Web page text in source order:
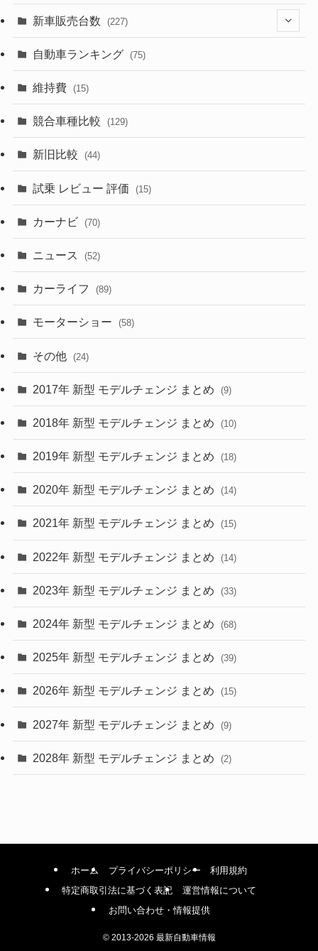
(357)
(328)
(253)
(242)
(85)
(84)
(50)
(43)
(6)
(9)
(30)
(27)
(58)
(28)
(27)
(26)
(10)
(35)
(10)
(9)
(22)
(4)
(9)
(4)
(1)
(28)
(8)
(3)
(3)
(1)
新車販売台数 (227)
(21)
(5)
(7)
自動車ランキング (75)
維持費 (15)
競合車種比較 (129)
新旧比較 (44)
試乗 レビュー 評価 (15)
カーナビ (70)
ニュース (52)
カーライフ (89)
モーターショー (58)
その他 (24)
2017年 新型 モデルチェンジ まとめ (9)
2018年 新型 モデルチェンジ まとめ (10)
2019年 新型 モデルチェンジ まとめ (18)
2020年 新型 モデルチェンジ まとめ (14)
2021年 新型 モデルチェンジ まとめ (15)
2022年 新型 モデルチェンジ まとめ (14)
2023年 新型 モデルチェンジ まとめ (33)
2024年 新型 モデルチェンジ まとめ (68)
2025年 新型 モデルチェンジ まとめ (39)
2026年 新型 モデルチェンジ まとめ (15)
2027年 新型 モデルチェンジ まとめ (9)
2028年 新型 モデルチェンジ まとめ (2)
ホーム プライバシーポリシー
利用規約
特定商取引法に基づく表記
運営情報について
お問い合わせ・情報提供
©2013-2026 最新自動車情報